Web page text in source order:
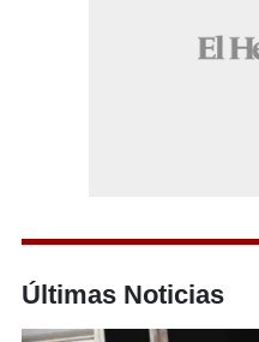
Últimas Noticias